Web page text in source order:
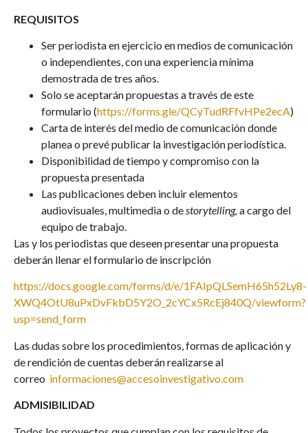
REQUISITOS
Ser periodista en ejercicio en medios de comunicación
o independientes, con una experiencia mínima
demostrada de tres años.
Solo se aceptarán propuestas a través de este
formulario (https://forms.gle/QCyTudRFfvHPe2ecA)
Carta de interés del medio de comunicación donde
planea o prevé publicar la investigación periodística.
Disponibilidad de tiempo y compromiso con la
propuesta presentada
Las publicaciones deben incluir elementos
audiovisuales, multimedia o destorytelling,a cargo del
equipo de trabajo.
Las y los periodistas que deseen presentar una propuesta
deberán llenar el formulario de inscripción
https://docs.google.com/forms/d/e/1FAIpQLSemH65h52Ly8-
XWQ4OtU8uPxDvFkbD5Y2O_2cYCx5RcEj840Q/viewform?
usp=send_form
Las dudas sobre los procedimientos, formas de aplicación y
de rendición de cuentas deberán realizarse al
correo informaciones@accesoinvestigativo.com
ADMISIBILIDAD